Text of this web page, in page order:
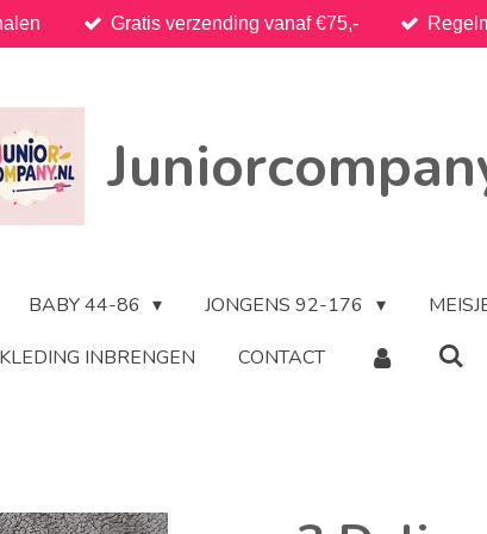
Gratis verzending vanaf €75,-
BABY 44-86 JONGENS 92-176
KLEDING INBRENGEN
CONTACT